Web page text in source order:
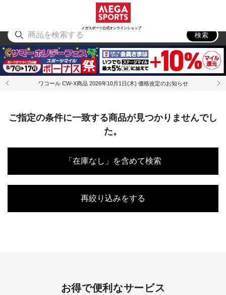
メガスポーツ公式オンラインショップ
アウトドア
検索
ワコール CW-X商品 2026年10月1日(木) 価格改定のお知らせ
ご指定の条件に一致する商品が見つかりませんでし
た。
「在庫なし」を含めて検索
再絞り込みをする
お得で便利なサービス